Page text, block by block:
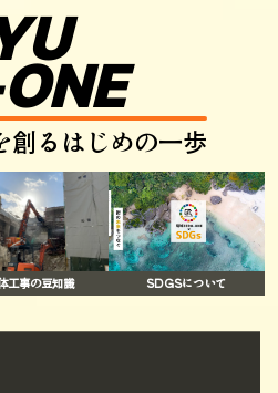
工事の豆知識 SDGSについて
U
ONE
創る はじめの一歩